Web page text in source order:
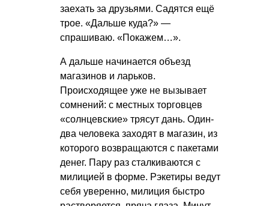
заехать за друзьями. Садятся ещё
трое. «Дальше куда?» —
спрашиваю. «Покажем…».
А дальше начинается объезд
магазинов и ларьков.
Происходящее уже не вызывает
сомнений: с местных торговцев
«солнцевские» трясут дань. Один-
два человека заходят в магазин, из
которого возвращаются с пакетами
денег. Пару раз сталкиваются с
милицией в форме. Рэкетиры ведут
себя уверенно, милиция быстро